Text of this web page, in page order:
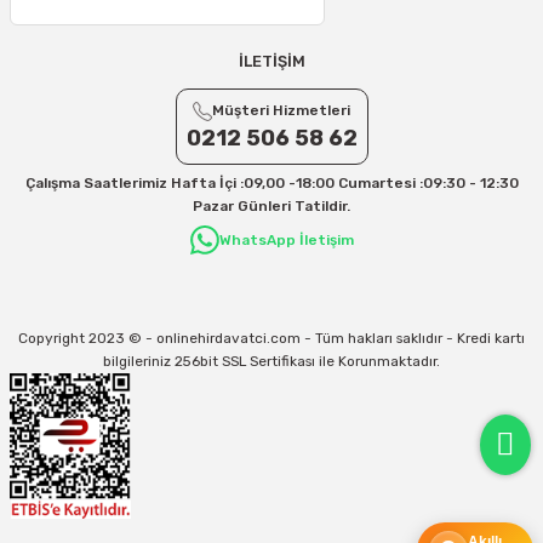
Yurtiçi Kargo için 30 Desi sonrası her +1 Desi: 13 TL
Aras Kargo için 30 Desi sonrası her +1 Desi: 17 TL
Kargo ve teslimat süreçleriyle ilgili tüm sorularınız için bizimle iletişime
31/12/2026 Tarihine Kadar Geçerlidir
İLETİŞİM
Müşteri Hizmetleri
0212 506 58 62
Çalışma Saatlerimiz Hafta İçi :09,00 -18:00 Cumartesi :09:30 - 12:30
Pazar Günleri Tatildir.
WhatsApp İletişim
Copyright 2023 © - onlinehirdavatci.com - Tüm hakları saklıdır - Kredi kartı
bilgileriniz 256bit SSL Sertifikası ile Korunmaktadır.